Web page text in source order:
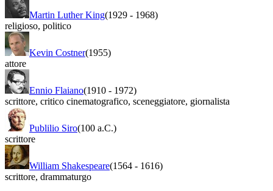
Martin Luther King(1929 - 1968)
religioso, politico
Kevin Costner(1955)
attore
Ennio Flaiano(1910 - 1972)
scrittore, critico cinematografico, sceneggiatore, giornalista
Publilio Siro(100 a.C.)
scrittore
William Shakespeare(1564 - 1616)
scrittore, drammaturgo